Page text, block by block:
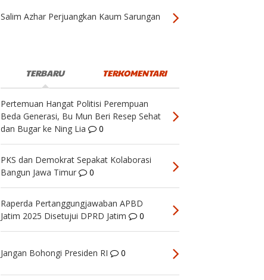
Salim Azhar Perjuangkan Kaum Sarungan
TERBARU TERKOMENTARI
Pertemuan Hangat Politisi Perempuan
Beda Generasi, Bu Mun Beri Resep Sehat
dan Bugar ke Ning Lia
0
PKS dan Demokrat Sepakat Kolaborasi
Bangun Jawa Timur
0
Raperda Pertanggungjawaban APBD
Jatim 2025 Disetujui DPRD Jatim
0
Jangan Bohongi Presiden RI 0